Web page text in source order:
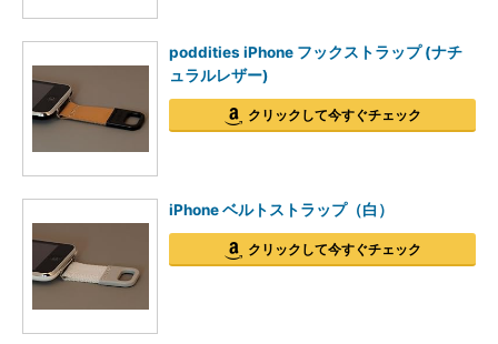
poddities iPhone フックストラップ (ナチ
ュラルレザー)
クリックして今すぐチェック
iPhone ベルトストラップ（白）
クリックして今すぐチェック